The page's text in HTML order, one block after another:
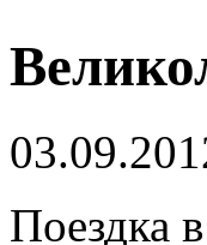
Поездка в